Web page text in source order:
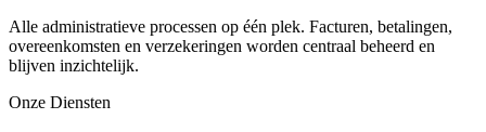
Alle administratieve processen op één plek. Facturen, betalingen,
overeenkomsten en verzekeringen worden centraal beheerd en
blijven inzichtelijk.
Onze Diensten